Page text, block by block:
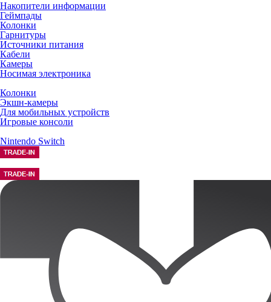
Накопители информации
Геймпады
Колонки
Гарнитуры
Источники питания
Кабели
Камеры
Носимая электроника
Колонки
Экшн-камеры
Для мобильных устройств
Игровые консоли
Nintendo Switch